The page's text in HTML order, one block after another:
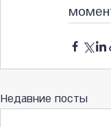
Недавние посты